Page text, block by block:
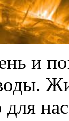
и